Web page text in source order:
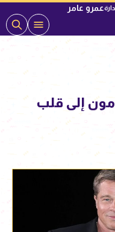
عمرو عامر
إلى قلب